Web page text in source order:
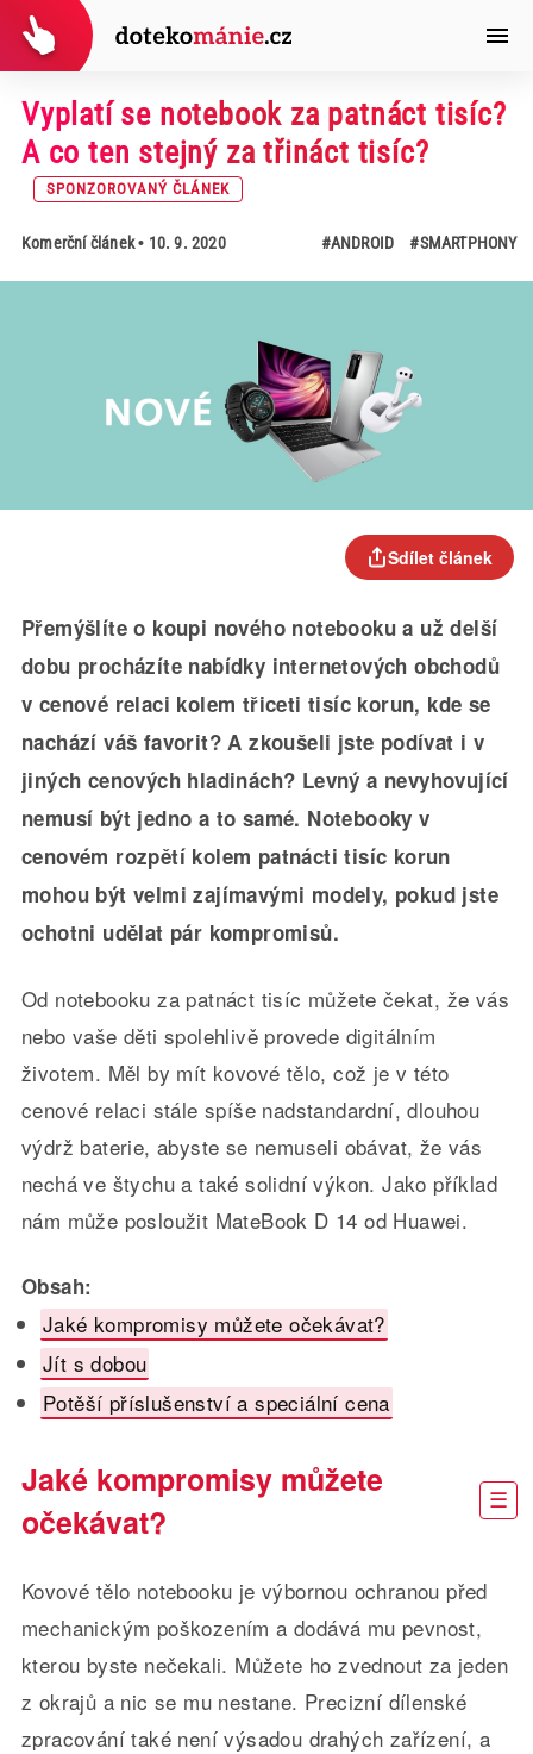
Vyplatí se notebook za patnáct tisíc?
A co ten stejný za třináct tisíc?
SPONZOROVANÝ ČLÁNEK
Komerční článek• 10. 9. 2020 #ANDROID #SMARTPHONY
Sdílet článek
Přemýšlíte o koupi nového notebooku a už delší
dobu procházíte nabídky internetových obchodů
v cenové relaci kolem třiceti tisíc korun, kde se
nachází váš favorit? A zkoušeli jste podívat i v
jiných cenových hladinách? Levný a nevyhovující
nemusí být jedno a to samé. Notebooky v
cenovém rozpětí kolem patnácti tisíc korun
mohou být velmi zajímavými modely, pokud jste
ochotni udělat pár kompromisů.
Od notebooku za patnáct tisíc můžete čekat, že vás
nebo vaše děti spolehlivě provede digitálním
životem. Měl by mít kovové tělo, což je v této
cenové relaci stále spíše nadstandardní, dlouhou
výdrž baterie, abyste se nemuseli obávat, že vás
nechá ve štychu a také solidní výkon. Jako příklad
nám může posloužit MateBook D 14 od Huawei.
Obsah:
Jaké kompromisy můžete očekávat?
Jít s dobou
Potěší příslušenství a speciální cena
Jaké kompromisy můžete
očekávat?
Kovové tělo notebooku je výbornou ochranou před
mechanickým poškozením a dodává mu pevnost,
kterou byste nečekali. Můžete ho zvednout za jeden
z okrajů a nic se mu nestane. Precizní dílenské
zpracování také není výsadou drahých zařízení, a